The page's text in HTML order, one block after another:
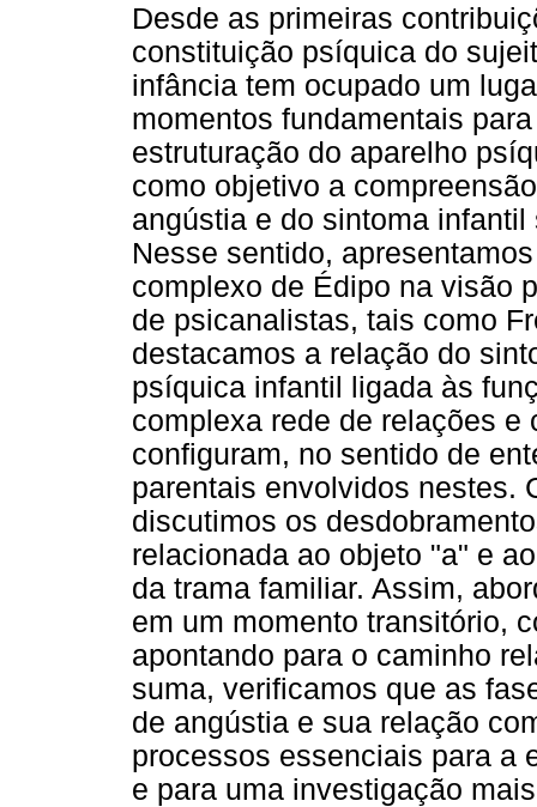
Desde as primeiras
constituição psíquica do
infância tem ocupado um
momentos fundamentais
estruturação do aparelho
como objetivo a
angústia e do sintoma
Nesse sentido,
complexo de Édipo na visão
de psicanalistas, tais como
destacamos a relação do
psíquica infantil ligada às
complexa rede de relações
configuram, no sentido de
parentais envolvidos nestes.
discutimos os
relacionada ao objeto "a" e
da trama familiar. Assim,
em um momento transitório,
apontando para o caminho
suma, verificamos que as
de angústia e sua relação
processos essenciais para a
e para uma investigação